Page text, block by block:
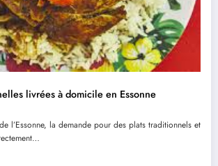
livrées à domicile en Essonne
l’Essonne, la demande pour des plats traditionnels et